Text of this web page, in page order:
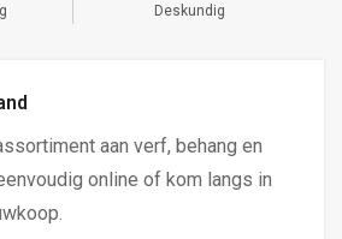
Deskundig
aan verf, behang en
online of kom langs in